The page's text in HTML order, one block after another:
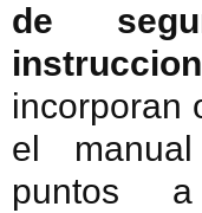
de
incorporan
el
puntos